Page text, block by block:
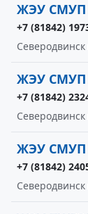
ЖЭУ СМУП
+7 (81842)
Северодвинск
ЖЭУ СМУП
+7 (81842)
ЖЭУ СМУП
+7 (81842)